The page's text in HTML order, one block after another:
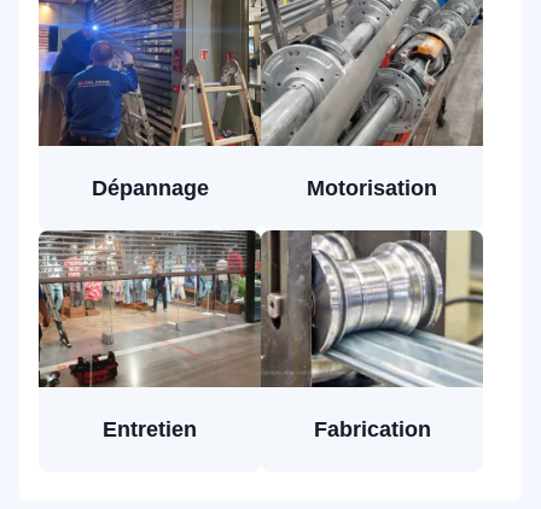
Dépannage Motorisation
Entretien Fabrication